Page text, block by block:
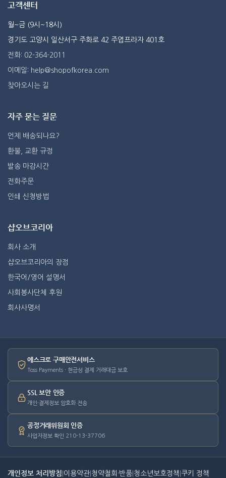
고객센터
월~금 (9시~18시)
경기도 고양시 일산서구 주화로 42 주엽프라자 401호
전화: 02-364-2011
이메일: help@shopofkorea.com
찾아오시는 길
자주 묻는 질문
언제 배송되나요?
환불, 교환 규정
발송 마감시간
전화주문
인쇄 신청방법
샵오브코리아
회사 소개
샵오브코리아의 장점
한국어/영어 설명서
사회봉사단체 후원
회사사명서
에스크로 구매안전서비스
Toss Payments · 현금성 결제 거래대금 보호
SSL 보안 인증
개인·결제정보 암호화 전송
공정거래위원회 인증
사업자정보 확인 210-13-37706
개인정보 처리방침 이용약관 청약철회·반품 청소년보호정책 쿠키 정책